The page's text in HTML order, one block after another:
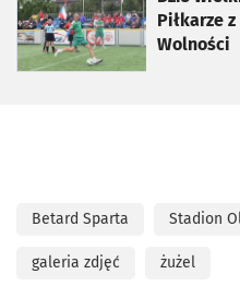
Piłkarze
Wolności
Betard Sparta Stadion
galeria zdjęć żużel